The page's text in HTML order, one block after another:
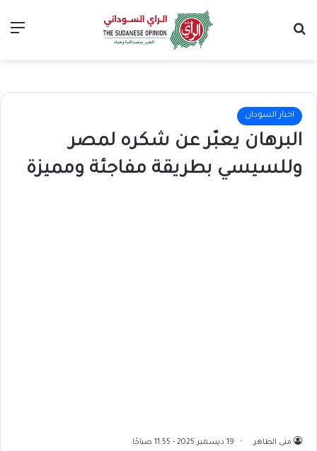
اخبار السودان
البرهان يعبّر عن شكره لمصر
وللسيسي بطريقة مفاجئة ومميزة
منى الطاهر 19 ديسمبر 2025 - 11:55 صباحًا